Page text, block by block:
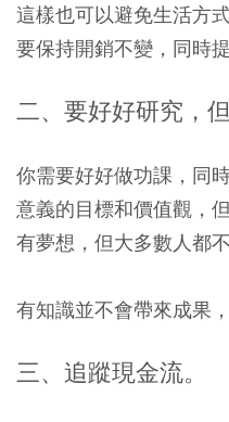
這樣也可以避免生活方
要保持開銷不變，同時
二、要好好研究，
你需要好好做功課，同
意義的目標和價值觀，
有夢想，但大多數人都
有知識並不會帶來成果
三、追蹤現金流。